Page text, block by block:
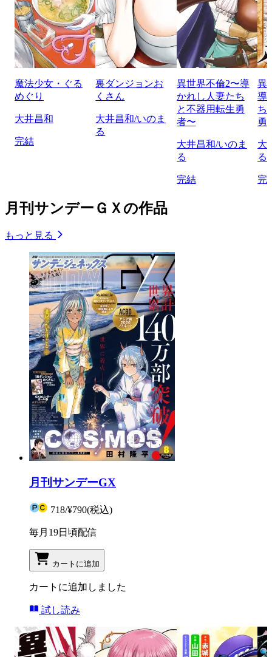
魔法少女・ぐる
めぐり
大井昌和
完結
裏ダンジョンお
くさん
大井昌和/いのま
る
異世界不倫2〜導
かれし人妻たち
と不器用転生勇
者〜
大井昌和/いのま
る
完結
異
導
ち
勇
大
る
完
月刊サンデーＧＸの作品
もっと見る
月刊サンデーGX
718/¥790(税込)
毎月19日頃配信
カートに追加
カートに追加しました
試し読み